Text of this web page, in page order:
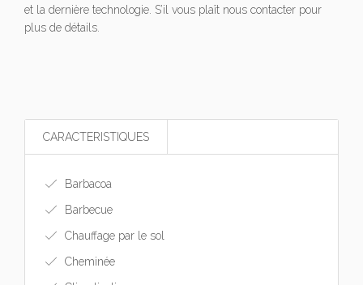
et la dernière technologie. S’il vous plaît nous contacter pour
plus de détails.
CARACTERISTIQUES
Barbacoa
Barbecue
Chauffage par le sol
Cheminée